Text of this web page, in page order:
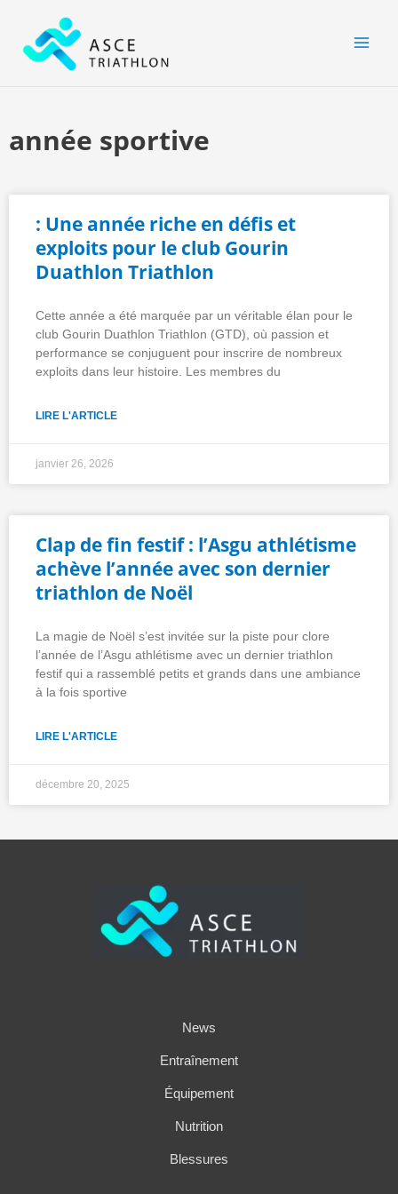
contenu
année sportive
: Une année riche en défis et
exploits pour le club Gourin
Duathlon Triathlon
Cette année a été marquée par un véritable élan pour le
club Gourin Duathlon Triathlon (GTD), où passion et
performance se conjuguent pour inscrire de nombreux
exploits dans leur histoire. Les membres du
LIRE L'ARTICLE
janvier 26, 2026
Clap de fin festif : l’Asgu athlétisme
achève l’année avec son dernier
triathlon de Noël
La magie de Noël s’est invitée sur la piste pour clore
l’année de l’Asgu athlétisme avec un dernier triathlon
festif qui a rassemblé petits et grands dans une ambiance
à la fois sportive
LIRE L'ARTICLE
décembre 20, 2025
News
Entraînement
Équipement
Nutrition
Blessures